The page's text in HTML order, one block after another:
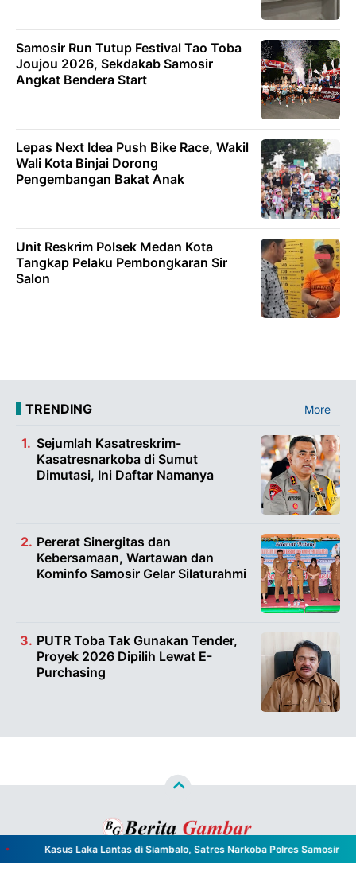
Samosir Run Tutup Festival Tao Toba
Joujou 2026, Sekdakab Samosir
Angkat Bendera Start
Lepas Next Idea Push Bike Race, Wakil
Wali Kota Binjai Dorong
Pengembangan Bakat Anak
Unit Reskrim Polsek Medan Kota
Tangkap Pelaku Pembongkaran Sir
Salon
TRENDING More
Sejumlah Kasatreskrim-
Kasatresnarkoba di Sumut
Dimutasi, Ini Daftar Namanya
Pererat Sinergitas dan
Kebersamaan, Wartawan dan
Kominfo Samosir Gelar Silaturahmi
PUTR Toba Tak Gunakan Tender,
Proyek 2026 Dipilih Lewat E-
Purchasing
Kasus Laka Lantas di Siambalo, Satres Narkoba Polres Samosir
Copyright ©2026Berita Gambar™- All Rights Reserved
Designed byNghustle